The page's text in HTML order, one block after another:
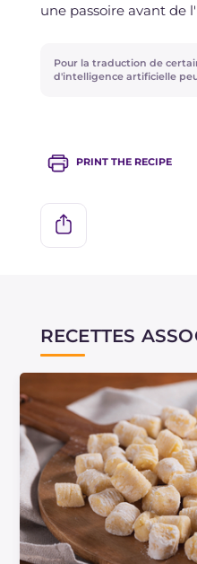
une passoire avant de
Pour la traduction de
d'intelligence artificielle
PRINT THE RECIPE
RECETTES